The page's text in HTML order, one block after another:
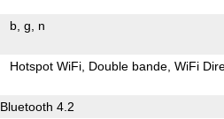
b g n
Hotspot WiFi Double bande WiFi
Bluetooth 4.2